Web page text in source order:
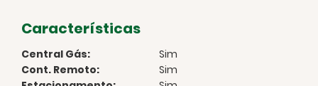
Características
Central Gás:
Sim
Cont. Remoto:
Sim